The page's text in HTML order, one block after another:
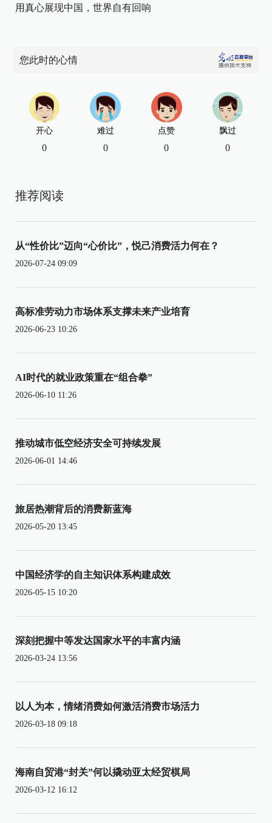
用真心展现中国，世界自有回响
您此时的心情
开心
0
难过
0
点赞
0
飘过
0
推荐阅读
从“性价比”迈向“心价比”，悦己消费活力何在？
2026-07-24 09:09
高标准劳动力市场体系支撑未来产业培育
2026-06-23 10:26
AI时代的就业政策重在“组合拳”
2026-06-10 11:26
推动城市低空经济安全可持续发展
2026-06-01 14:46
旅居热潮背后的消费新蓝海
2026-05-20 13:45
中国经济学的自主知识体系构建成效
2026-05-15 10:20
深刻把握中等发达国家水平的丰富内涵
2026-03-24 13:56
以人为本，情绪消费如何激活消费市场活力
2026-03-18 09:18
海南自贸港“封关”何以撬动亚太经贸棋局
2026-03-12 16:12